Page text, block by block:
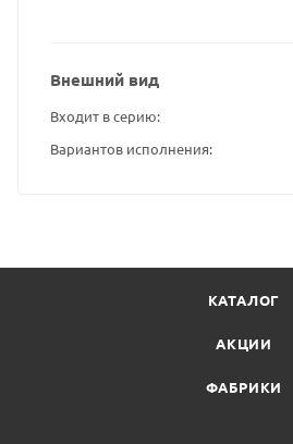
Внешний вид
Входит в серию
Вариантов исполнения
КАТАЛОГ
АКЦИИ
ФАБРИКИ